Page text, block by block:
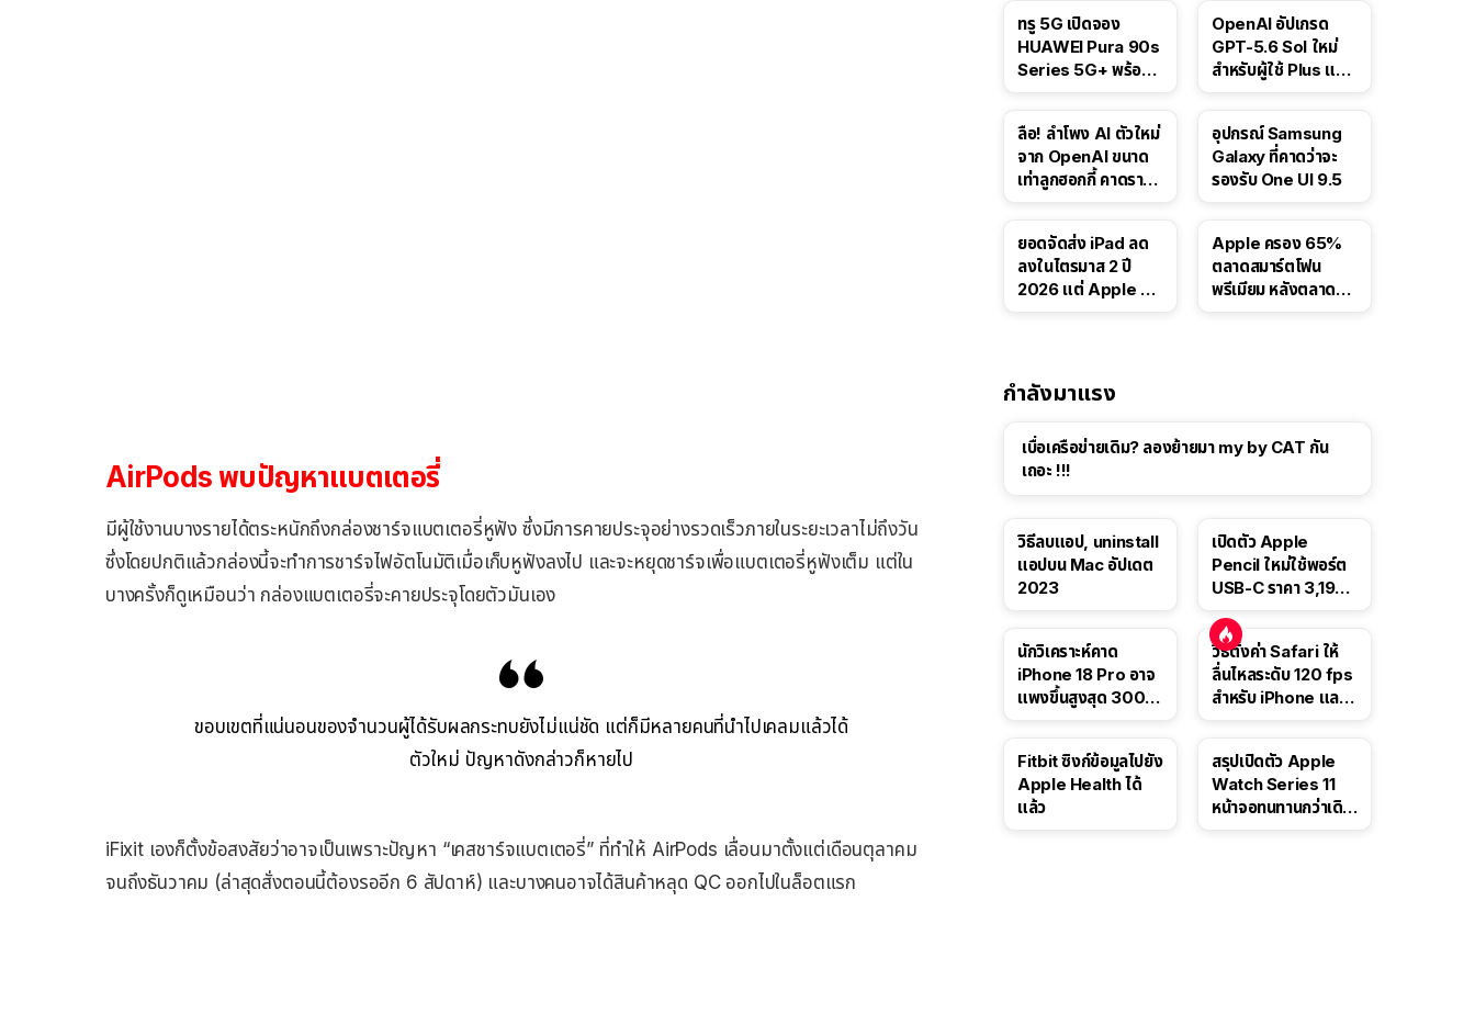
AirPods พบปัญหาแบตเตอรี่
มีผู้ใช้งานบางรายได้ตระหนักถึงกล่องชาร์จแบตเตอรี่หูฟัง ซึ่งมีการคายประจุอย่างรวดเร็วภายในระยะเวลาไม่ถึงวัน
ซึ่งโดยปกติแล้วกล่องนี้จะทำการชาร์จไฟอัตโนมัติเมื่อเก็บหูฟังลงไป และจะหยุดชาร์จเพื่อแบตเตอรี่หูฟังเต็ม แต่ใน
บางครั้งก็ดูเหมือนว่า กล่องแบตเตอรี่จะคายประจุโดยตัวมันเอง
ขอบเขตที่แน่นอนของจำนวนผู้ได้รับผลกระทบยังไม่แน่ชัด แต่ก็มีหลายคนที่นำไปเคลมแล้วได้
ตัวใหม่ ปัญหาดังกล่าวก็หายไป
iFixit เองก็ตั้งข้อสงสัยว่าอาจเป็นเพราะปัญหา “เคสชาร์จแบตเตอรี่” ที่ทำให้ AirPods เลื่อนมาตั้งแต่เดือนตุลาคม
จนถึงธันวาคม (ล่าสุดสั่งตอนนี้ต้องรออีก 6 สัปดาห์) และบางคนอาจได้สินค้าหลุด QC ออกไปในล็อตแรก
ทรู 5G เปิดจอง
HUAWEI Pura 90s
Series 5G+ พร้อม
OpenAI อัปเกรด
GPT-5.6 Sol ใหม่
สำหรับผู้ใช้ Plus และ
ลือ! ลำโพง AI ตัวใหม่
จาก OpenAI ขนาด
เท่าลูกฮอกกี้ คาดราคา
อุปกรณ์ Samsung
Galaxy ที่คาดว่าจะ
รองรับ One UI 9.5
ยอดจัดส่ง iPad ลด
ลงในไตรมาส 2 ปี
2026 แต่ Apple ยัง
Apple ครอง 65%
ตลาดสมาร์ตโฟน
พรีเมียม หลังตลาดทำ
กำลังมาแรง
เบื่อเครือข่ายเดิม? ลองย้ายมา my by CAT กัน
เถอะ !!!
วิธีลบแอป, uninstall
แอปบน Mac อัปเดต
2023
เปิดตัว Apple
Pencil ใหม่ใช้พอร์ต
USB-C ราคา 3,190
นี้
นักวิเคราะห์คาด
iPhone 18 Pro อาจ
แพงขึ้นสูงสุด 300
วิธีตั้งค่า Safari ให้
ลื่นไหลระดับ 120 fps
สำหรับ iPhone และ
Fitbit ซิงก์ข้อมูลไปยัง
Apple Health ได้
แล้ว
สรุปเปิดตัว Apple
Watch Series 11
หน้าจอทนทานกว่าเดิม